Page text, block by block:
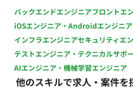
バックエンドエンジニアフロントエ
iOSエンジニア・Androidエンジニア
インフラエンジニアセキュリティエ
テストエンジニア・テクニカルサポ
AIエンジニア・機械学習エンジニア
他のスキルで求人・案件を